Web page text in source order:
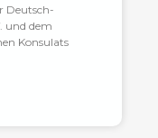
Deutsch-
und dem
Konsulats